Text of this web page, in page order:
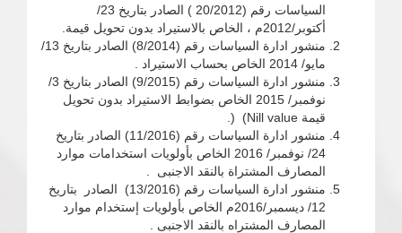
السياسات رقم (20/2012 ) الصادر بتاريخ 23/
أكتوبر/2012م ، الخاص بالاستيراد بدون تحويل قيمة.
منشور ادارة السياسات رقم (8/2014) الصادر بتاريخ 13/
مايو/ 2014 الخاص بحساب الاستيراد .
منشور ادارة السياسات رقم (9/2015) الصادر بتاريخ 3/
نوفمبر/ 2015 الخاص بضوابط الاستيراد بدون تحويل
قيمة Nill value) (.
منشور ادارة السياسات رقم (11/2016) الصادر بتاريخ
24/ نوفمبر/ 2016 الخاص بأولويات استخدامات موارد
المصارف المشتراة بالنقد الاجنبى .
منشور ادارة السياسات رقم (13/2016) الصادر بتاريخ
12/ ديسمبر/2016م الخاص بأولويات إستخدام موارد
المصارف المشتراه بالنقد الاجنبى .